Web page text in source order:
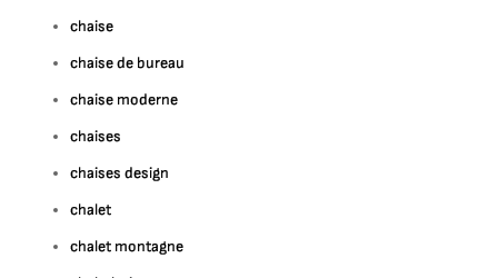
chaise
chaise de bureau
chaise moderne
chaises
chaises design
chalet
chalet montagne